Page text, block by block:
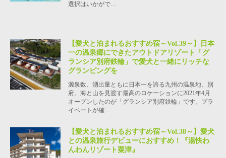
選択はいかがで…
【愛犬と泊まれるおすすめ宿～Vol.39～】日本
一の温泉郷にできたアウトドアリゾート「グ
ランシア別府鉄輪」で愛犬と一緒にリッチな
グランピングを
源泉数、湧出量ともに日本一を誇る九州の温泉地、別
府。海と山を見渡す最高のロケーションに2021年4月
オープンしたのが「グランシア別府鉄輪」です。プラ
イベートが確…
【愛犬と泊まれるおすすめ宿～Vol.38～】愛犬
との温泉旅行デビューにおすすめ！『湯快わ
んわんリゾート粟津』